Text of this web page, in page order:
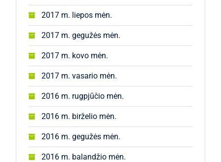
2017 m. liepos mėn.
2017 m. gegužės mėn.
2017 m. kovo mėn.
2017 m. vasario mėn.
2016 m. rugpjūčio mėn.
2016 m. birželio mėn.
2016 m. gegužės mėn.
2016 m. balandžio mėn.